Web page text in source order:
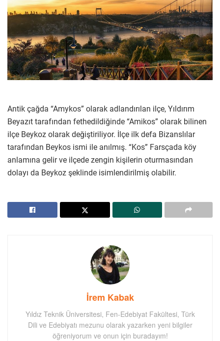
Antik çağda “Amykos” olarak adlandırılan ilçe, Yıldırım
Beyazıt tarafından fethedildiğinde “Amikos” olarak bilinen
ilçe Beykoz olarak değiştiriliyor. İlçe ilk defa Bizanslılar
tarafından Beykos ismi ile anılmış. “Kos” Farsçada köy
anlamına gelir ve ilçede zengin kişilerin oturmasından
dolayı da Beykoz şeklinde isimlendirilmiş olabilir.
İrem Kabak
Yıldız Teknik Üniversitesi, Fen-Edebiyat Fakültesi, Türk
Dili ve Edebiyatı mezunu olarak yazarken yeni bilgiler
öğreniyorum ve onun için buradayım!